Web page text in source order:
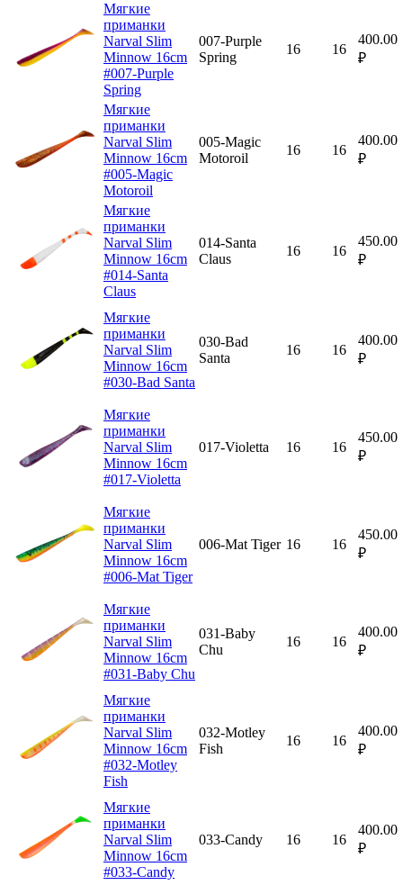
Мягкие
приманки
Narval Slim
Minnow 16cm
#007-Purple
Spring
007-Purple
Spring
16 16
400.00
₽
Мягкие
приманки
Narval Slim
Minnow 16cm
#005-Magic
Motoroil
005-Magic
Motoroil
16 16
400.00
₽
Мягкие
приманки
Narval Slim
Minnow 16cm
#014-Santa
Claus
014-Santa
Claus
16 16
450.00
₽
Мягкие
приманки
Narval Slim
Minnow 16cm
#030-Bad Santa
030-Bad
Santa
16 16
400.00
₽
Мягкие
приманки
Narval Slim
Minnow 16cm
#017-Violetta
017-Violetta 16 16
450.00
₽
Мягкие
приманки
Narval Slim
Minnow 16cm
#006-Mat Tiger
006-Mat Tiger 16 16
450.00
₽
Мягкие
приманки
Narval Slim
Minnow 16cm
#031-Baby Chu
031-Baby
Chu
16 16
400.00
₽
Мягкие
приманки
Narval Slim
Minnow 16cm
#032-Motley
Fish
032-Motley
Fish
16 16
400.00
₽
Мягкие
приманки
Narval Slim
Minnow 16cm
#033-Candy
033-Candy 16 16
400.00
₽